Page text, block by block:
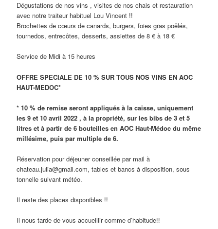
Dégustations de nos vins , visites de nos chais et restauration
avec notre traiteur habituel Lou Vincent !!
Brochettes de cœurs de canards, burgers, foies gras poêlés,
tournedos, entrecôtes, desserts, assiettes de 8 € à 18 €
Service de Midi à 15 heures
OFFRE SPECIALE DE 10 % SUR TOUS NOS VINS EN AOC
HAUT-MEDOC*
* 10 % de remise seront appliqués à la caisse, uniquement
les 9 et 10 avril 2022 , à la propriété, sur les bibs de 3 et 5
litres et à partir de 6 bouteilles en AOC Haut-Médoc du même
millésime, puis par multiple de 6.
Réservation pour déjeuner conseillée par mail à
chateau.julia@gmail.com, tables et bancs à disposition, sous
tonnelle suivant météo.
Il reste des places disponibles !!
Il nous tarde de vous accueillir comme d’habitude!!